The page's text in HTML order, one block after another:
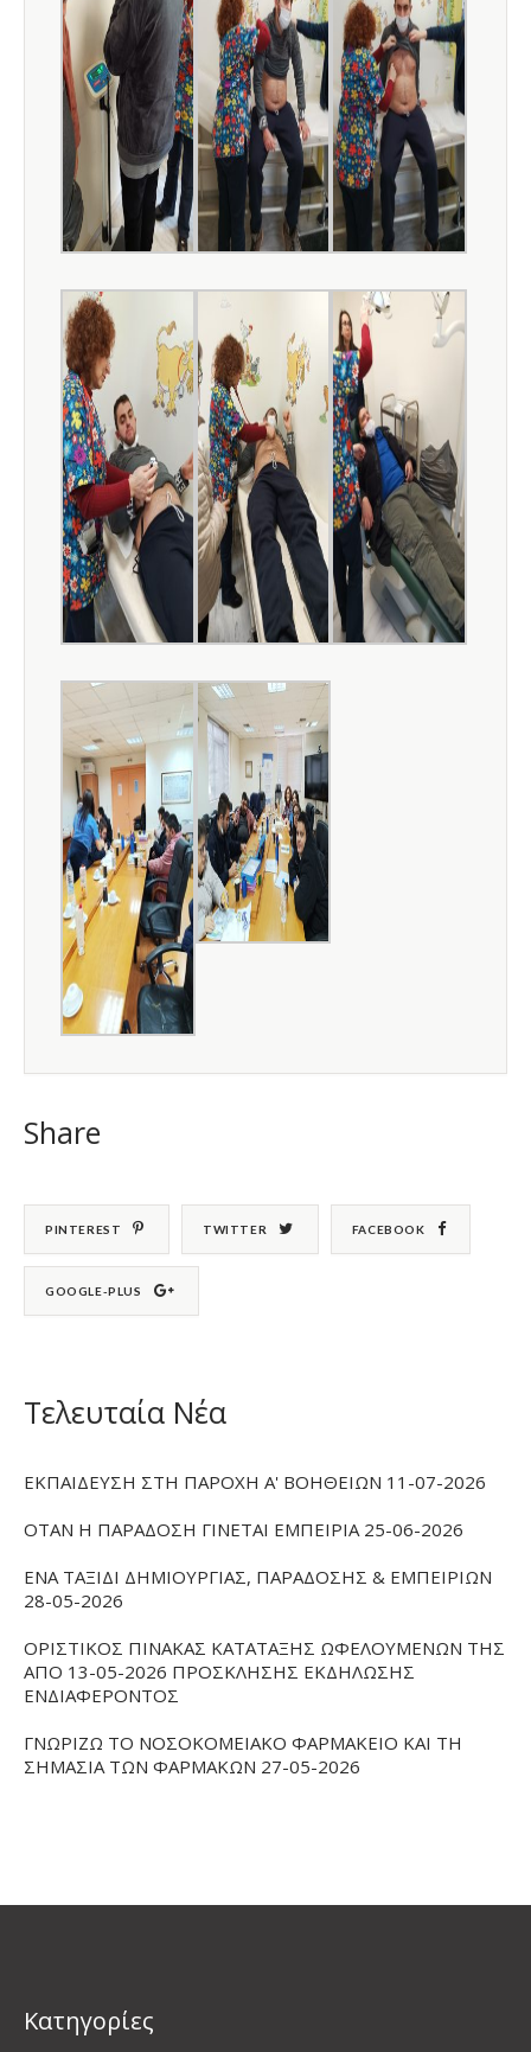
Share
PINTEREST TWITTER FACEBOOK
GOOGLE-PLUS
Τελευταία Νέα
ΕΚΠΑΙΔΕΥΣΗ ΣΤΗ ΠΑΡΟΧΗ Α' ΒΟΗΘΕΙΩΝ 11-07-2026
ΟΤΑΝ Η ΠΑΡΑΔΟΣΗ ΓΙΝΕΤΑΙ ΕΜΠΕΙΡΙΑ 25-06-2026
ΕΝΑ ΤΑΞΙΔΙ ΔΗΜΙΟΥΡΓΙΑΣ, ΠΑΡΑΔΟΣΗΣ & ΕΜΠΕΙΡΙΩΝ
28-05-2026
ΟΡΙΣΤΙΚΟΣ ΠΙΝΑΚΑΣ ΚΑΤΑΤΑΞΗΣ ΩΦΕΛΟΥΜΕΝΩΝ ΤΗΣ
ΑΠΟ 13-05-2026 ΠΡΟΣΚΛΗΣΗΣ ΕΚΔΗΛΩΣΗΣ
ΕΝΔΙΑΦΕΡΟΝΤΟΣ
ΓΝΩΡΙΖΩ ΤΟ ΝΟΣΟΚΟΜΕΙΑΚΟ ΦΑΡΜΑΚΕΙΟ ΚΑΙ ΤΗ
ΣΗΜΑΣΙΑ ΤΩΝ ΦΑΡΜΑΚΩΝ 27-05-2026
Kατηγορίες